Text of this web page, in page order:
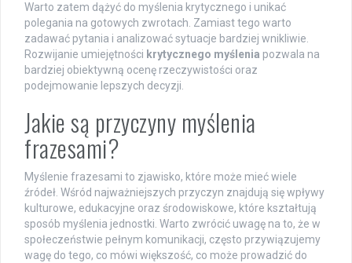
Warto zatem dążyć do myślenia krytycznego i unikać
polegania na gotowych zwrotach. Zamiast tego warto
zadawać pytania i analizować sytuacje bardziej wnikliwie.
Rozwijanie umiejętności krytycznego myślenia pozwala na
bardziej obiektywną ocenę rzeczywistości oraz
podejmowanie lepszych decyzji.
Jakie są przyczyny myślenia
frazesami?
Myślenie frazesami to zjawisko, które może mieć wiele
źródeł. Wśród najważniejszych przyczyn znajdują się wpływy
kulturowe, edukacyjne oraz środowiskowe, które kształtują
sposób myślenia jednostki. Warto zwrócić uwagę na to, że w
społeczeństwie pełnym komunikacji, często przywiązujemy
wagę do tego, co mówi większość, co może prowadzić do